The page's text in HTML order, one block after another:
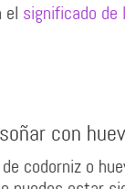
el significado de
con
codorniz o